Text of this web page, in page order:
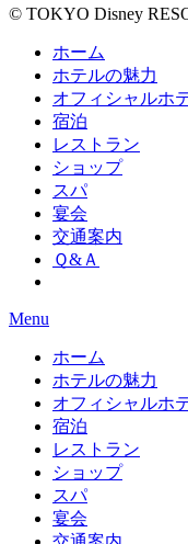
© TOKYO Disney
ホーム
ホテルの魅力
オフィシャルホ
宿泊
レストラン
ショップ
スパ
宴会
交通案内
Ｑ&Ａ
Menu
ホーム
ホテルの魅力
オフィシャルホ
宿泊
レストラン
ショップ
スパ
宴会